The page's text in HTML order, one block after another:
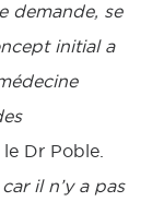
demande, se
initial a
Dr Poble.
il n’y a pas